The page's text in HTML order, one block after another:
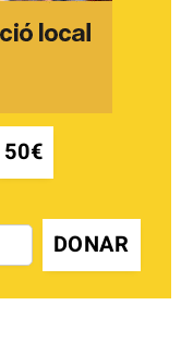
50€
DONAR